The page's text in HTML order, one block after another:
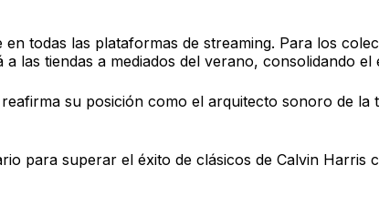
todas las plataformas de streaming. Para los
a las tiendas a mediados del verano, consolidando
su posición como el arquitecto sonoro de
para superar el éxito de clásicos de Calvin Harris